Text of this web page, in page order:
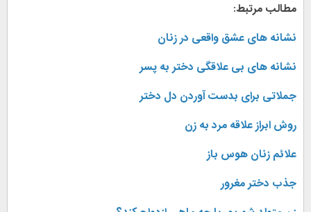
مطالب مرتبط:
نشانه های عشق واقعی در زنان
نشانه های بی علاقگی دختر به پسر
جملاتی برای بدست آوردن دل دختر
روش ابراز علاقه مرد به زن
علائم زنان هوس باز
جذب دختر مغرور